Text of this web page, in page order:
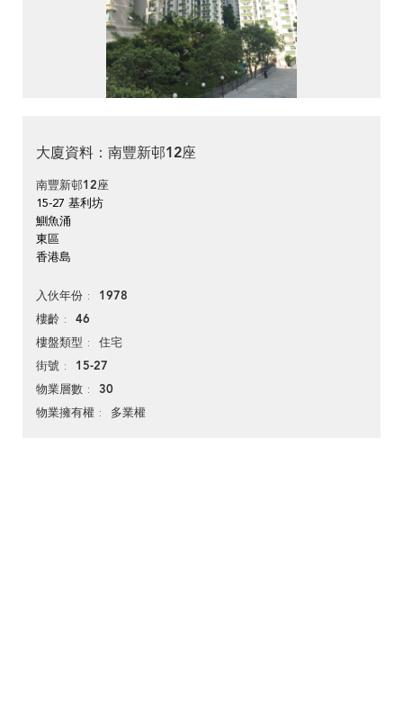
大廈資料：南豐新邨12座
南豐新邨12座
15-27 基利坊
鰂魚涌
東區
香港島
入伙年份 1978
樓齡 46
樓盤類型 住宅
街號 15-27
物業層數 30
物業擁有權 多業權